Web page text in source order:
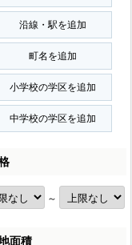
～
面積